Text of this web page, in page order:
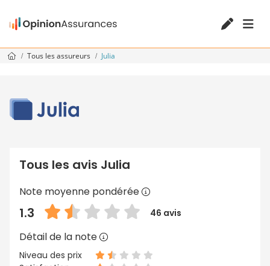
Tous les assureurs Julia
Tous les avis Julia
Note moyenne pondérée
1.3 46 avis
Détail de la note
Niveau des prix